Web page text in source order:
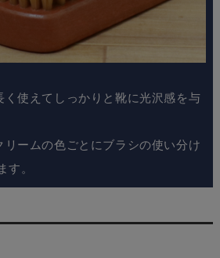
く使えてしっかりと靴に光沢感を与
リームの色ごとにブラシの使い分け
す。